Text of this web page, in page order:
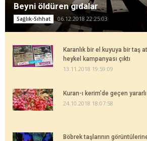
Beyni öldüren gıdalar
Sağlık-Sıhhat 06.12.2018 22:25:03
Karanlık bir el kuyuya bir taş
heykel kampanyası çıktı
13.11.2018 19:59:09
Kuran-ı kerim'de geçen
24.10.2018 18:07:58
Böbrek taşlarının